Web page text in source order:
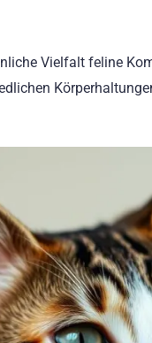
Vielfalt feline